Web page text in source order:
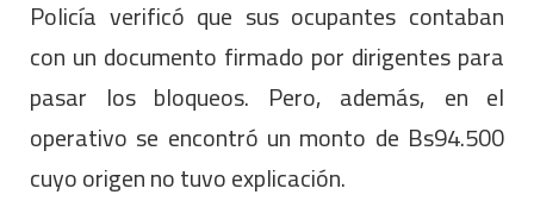
Policía verificó que sus ocupantes contaban
con un documento firmado por dirigentes para
pasar los bloqueos. Pero, además, en el
operativo se encontró un monto de Bs94.500
cuyo origen no tuvo explicación.